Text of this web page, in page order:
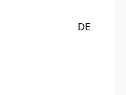
DE